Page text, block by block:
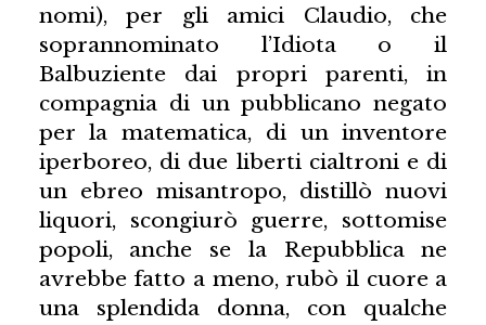
nomi), per gli amici Claudio, che
soprannominato l’Idiota o il
Balbuziente dai propri parenti, in
compagnia di un pubblicano negato
per la matematica, di un inventore
iperboreo, di due liberti cialtroni e di
un ebreo misantropo, distillò nuovi
liquori, scongiurò guerre, sottomise
popoli, anche se la Repubblica ne
avrebbe fatto a meno, rubò il cuore a
una splendida donna, con qualche